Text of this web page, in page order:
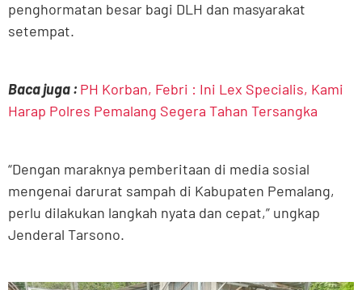
penghormatan besar bagi DLH dan masyarakat
setempat.
Baca juga : PH Korban, Febri : Ini Lex Specialis, Kami
Harap Polres Pemalang Segera Tahan Tersangka
“Dengan maraknya pemberitaan di media sosial
mengenai darurat sampah di Kabupaten Pemalang,
perlu dilakukan langkah nyata dan cepat,” ungkap
Jenderal Tarsono.